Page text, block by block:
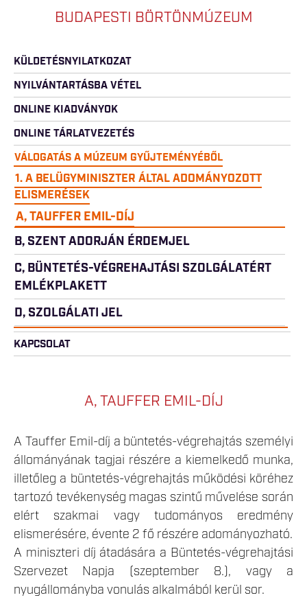
BUDAPESTI BÖRTÖNMÚZEUM
KÜLDETÉSNYILATKOZAT
NYILVÁNTARTÁSBA VÉTEL
ONLINE KIADVÁNYOK
ONLINE TÁRLATVEZETÉS
VÁLOGATÁS A MÚZEUM GYŰJTEMÉNYÉBŐL
1. A BELÜGYMINISZTER ÁLTAL ADOMÁNYOZOTT
ELISMERÉSEK
A, TAUFFER EMIL-DÍJ
B, SZENT ADORJÁN ÉRDEMJEL
C, BÜNTETÉS-VÉGREHAJTÁSI SZOLGÁLATÉRT
EMLÉKPLAKETT
D, SZOLGÁLATI JEL
KAPCSOLAT
A, TAUFFER EMIL-DÍJ
A Tauffer Emil-díj a büntetés-végrehajtás személyi
állományának tagjai részére a kiemelkedő munka,
illetőleg a büntetés-végrehajtás működési köréhez
tartozó tevékenység magas szintű művelése során
elért szakmai vagy tudományos eredmény
elismerésére, évente 2 fő részére adományozható.
A miniszteri díj átadására a Büntetés-végrehajtási
Szervezet Napja (szeptember 8.), vagy a
nyugállományba vonulás alkalmából kerül sor.